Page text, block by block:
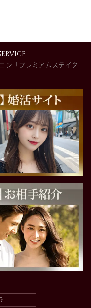
ン「プレミアムステイタ